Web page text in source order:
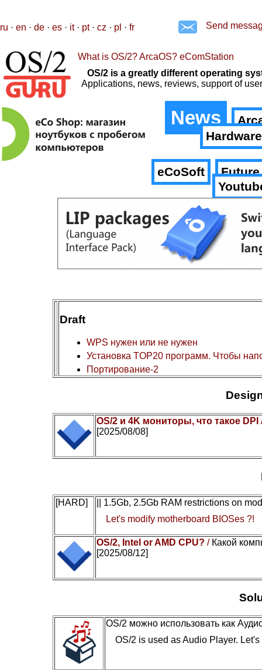
ru · en · de · es · it· pt· cz · pl · fr Send
What is OS/2? ArcaOS? eComStation
OS/2 is a greatly different operating
Applications, news, reviews, support of
News
Hardware
eCoSoft
Future
Draft
WPS нужен или не нужен
Установка TOP20 программ. Чтобы
Портирование-2
OS/2 и 4K мониторы, что такое DPI
[2025/08/08]
[HARD]
|| 1.5Gb, 2.5Gb RAM restrictions on
Let's modify motherboard BIOSes ?!
OS/2, Intel or AMD CPU? / Какой
[2025/08/12]
OS/2 можно использовать как
OS/2 is used as Audio Player.